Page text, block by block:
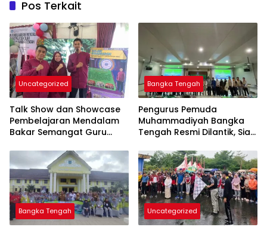
Pos Terkait
Uncategorized
Talk Show dan Showcase
Pembelajaran Mendalam
Bakar Semangat Guru
Inovasi di Kelas
Bangka Tengah
Pengurus Pemuda
Muhammadiyah Bangka
Tengah Resmi Dilantik, Siap
Pembangunan Daerah
Bangka Tengah Uncategorized